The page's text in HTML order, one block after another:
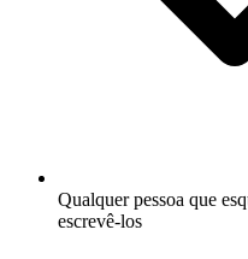
Qualquer pessoa que
escrevê-los